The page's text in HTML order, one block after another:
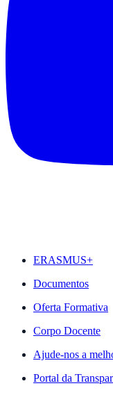
ERASMUS+
Documentos
Oferta Formativa
Corpo Docente
Ajude-nos a
Portal da